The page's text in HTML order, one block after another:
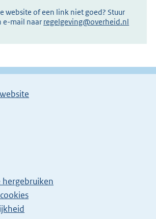
website of een link niet goed? Stuur
e-mail naar regelgeving@overheid.nl